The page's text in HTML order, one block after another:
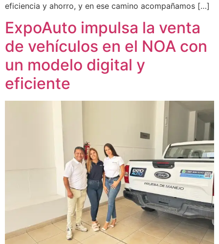
eficiencia y ahorro, y en ese camino acompañamos […]
ExpoAuto impulsa la venta
de vehículos en el NOA con
un modelo digital y
eficiente